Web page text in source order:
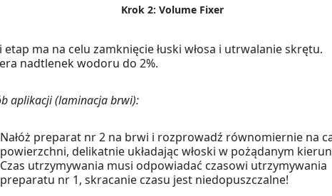
Krok 2: Volume Fixer
etap ma na celu zamknięcie łuski włosa i utrwalanie skrętu.
nadtlenek wodoru do 2%.
aplikacji (laminacja brwi):
Nałóż preparat nr 2 na brwi i rozprowadź równomiernie na
powierzchni, delikatnie układając włoski w pożądanym
Czas utrzymywania musi odpowiadać czasowi utrzymywania
preparatu nr 1, skracanie czasu jest niedopuszczalne!